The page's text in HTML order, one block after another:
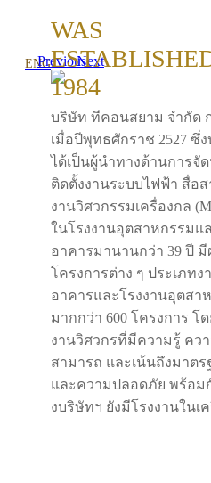
ENGPreviousNext
WAS
1984
บริษัท ทีคอนสยาม จำกัด
เมื่อปีพุทธศักราช 2527 ซึ่
ได้เป็นผู้นำทางด้านการจั
ติดตั้งงานระบบไฟฟ้า สื่อส
งานวิศวกรรมเครื่องกล
ในโรงงานอุตสาหกรรมแ
อาคารมานานกว่า 39 ปี มี
โครงการต่าง ๆ ประเภทง
อาคารและโรงงานอุตสา
มากกว่า 600 โครงการ โ
งานวิศวกรที่มีความรู้ คว
สามารถ และเน้นถึงมาตร
และความปลอดภัย พร้อม
งบริษัทฯ ยังมีโรงงานในเ